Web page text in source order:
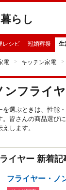
暮らし
レシピ 冠婚葬祭 生
電 キッチン家電
ンフライ
を選ぶときは、性能
。皆さんの商品選び
します。
イヤー 新着記
フライヤー・ノ